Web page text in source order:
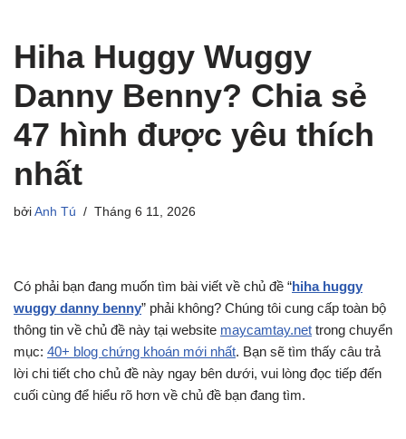
Hiha Huggy Wuggy
Danny Benny? Chia sẻ
47 hình được yêu thích
nhất
bởi Anh Tú Tháng 6 11, 2026
Có phải bạn đang muốn tìm bài viết về chủ đề “hiha huggy
wuggy danny benny” phải không? Chúng tôi cung cấp toàn bộ
thông tin về chủ đề này tại website maycamtay.net trong chuyển
mục: 40+ blog chứng khoán mới nhất. Bạn sẽ tìm thấy câu trả
lời chi tiết cho chủ đề này ngay bên dưới, vui lòng đọc tiếp đến
cuối cùng để hiểu rõ hơn về chủ đề bạn đang tìm.